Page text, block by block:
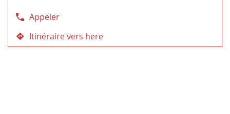
de
plus
amples
informations
Appeler
Afficher
le
numéro
Itinéraire vers here
jusqu'au